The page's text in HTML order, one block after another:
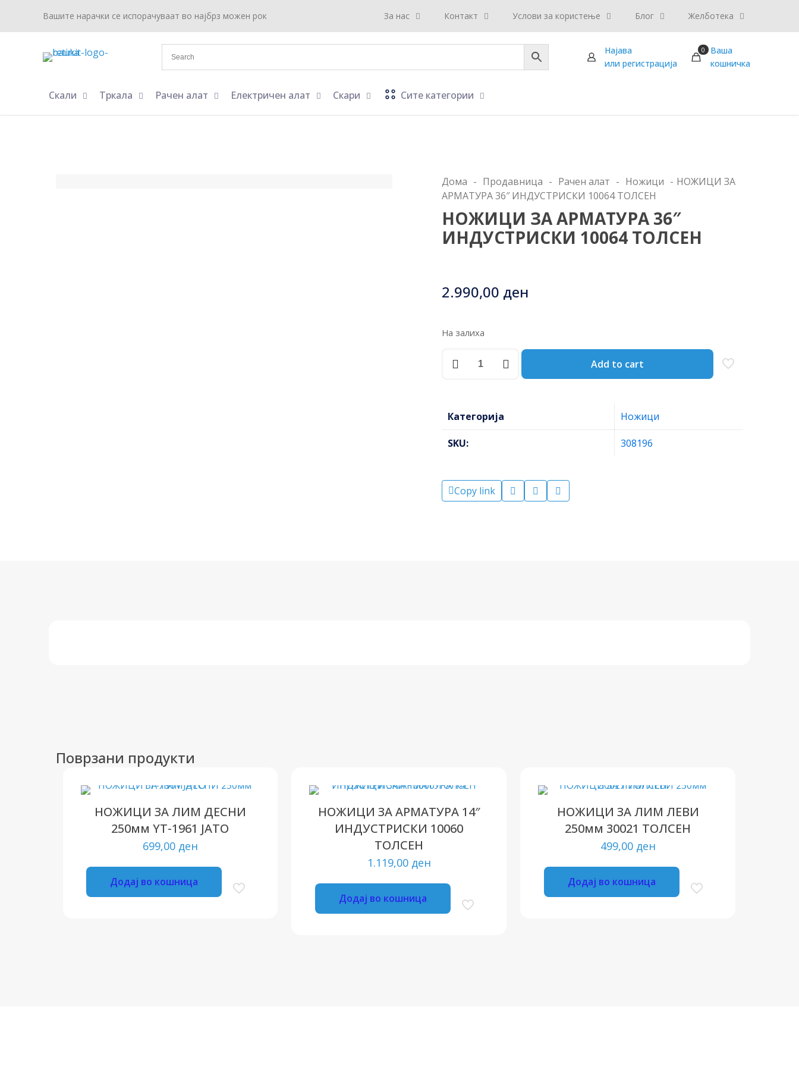
Вашите нарачки се испорачуваат во најбрз можен рок За нас Контакт Услови за користење Блог Желботека
Најава
или регистрација
0
Ваша
кошничка
Скали Тркала Рачен алат Електричен алат Скари Сите категории
Дома - Продавница - Рачен алат - Ножици - НОЖИЦИ ЗА
АРМАТУРА 36″ ИНДУСТРИСКИ 10064 ТОЛСЕН
НОЖИЦИ ЗА АРМАТУРА 36″
ИНДУСТРИСКИ 10064 ТОЛСЕН
2.990,00 ден
На залиха
ЗА
ИНДУСТРИСКИ
ТОЛСЕН
Add to cart
Категорија Ножици
SKU: 308196
Copy link
Поврзани продукти
НОЖИЦИ ЗА ЛИМ ДЕСНИ
250мм YT-1961 ЈАТО
699,00 ден
Додај во кошница
НОЖИЦИ ЗА АРМАТУРА 14″
ИНДУСТРИСКИ 10060
ТОЛСЕН
1.119,00 ден
Додај во кошница
НОЖИЦИ ЗА ЛИМ ЛЕВИ
250мм 30021 ТОЛСЕН
499,00 ден
Додај во кошница